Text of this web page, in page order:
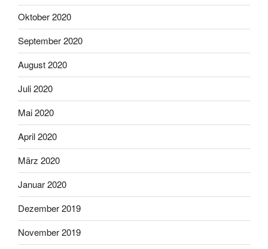
Oktober 2020
September 2020
August 2020
Juli 2020
Mai 2020
April 2020
März 2020
Januar 2020
Dezember 2019
November 2019